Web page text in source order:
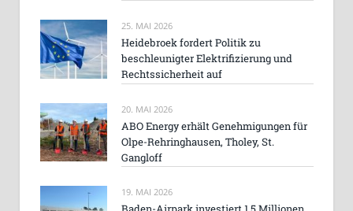
25. MAI 2026
Heidebroek fordert Politik zu
beschleunigter Elektrifizierung und
Rechtssicherheit auf
20. MAI 2026
ABO Energy erhält Genehmigungen für
Olpe-Rehringhausen, Tholey, St.
Gangloff
19. MAI 2026